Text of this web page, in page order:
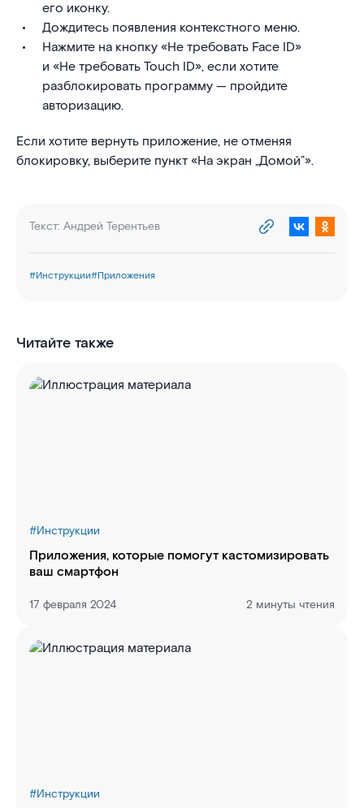
его иконку.
Дождитесь появления контекстного меню.
Нажмите на кнопку «Не требовать Face ID»
и «Не требовать Touch ID», если хотите
разблокировать программу — пройдите
авторизацию.
Если хотите вернуть приложение, не отменяя
блокировку, выберите пункт «На экран „Домой”».
Текст: Андрей Терентьев
#Инструкции#Приложения
Читайте также
#Инструкции
Приложения, которые помогут кастомизировать
ваш смартфон
17 февраля 2024 2 минуты чтения
#Инструкции